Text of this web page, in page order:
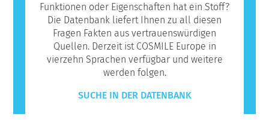
Funktionen oder Eigenschaften hat ein Stoff?
Die Datenbank liefert Ihnen zu all diesen
Fragen Fakten aus vertrauenswürdigen
Quellen. Derzeit ist COSMILE Europe in
vierzehn Sprachen verfügbar und weitere
werden folgen.
SUCHE IN DER DATENBANK